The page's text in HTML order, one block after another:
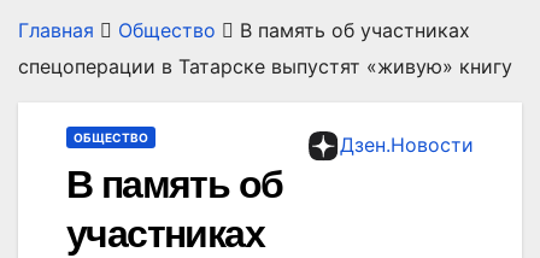
Главная Общество
В память об участниках
спецоперации в Татарске выпустят «живую» книгу
Дзен.Новости
ОБЩЕСТВО
В память об
участниках